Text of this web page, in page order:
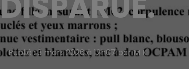
Publié : 3 mars 2026 à 12h07 par M K